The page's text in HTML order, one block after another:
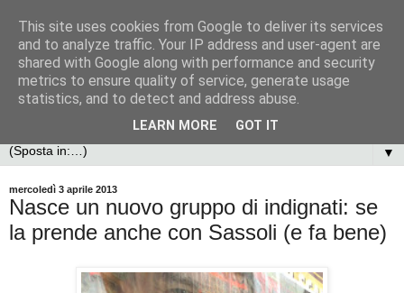
▼
mercoledì 3 aprile 2013
Nasce un nuovo gruppo di indignati: se
la prende anche con Sassoli (e fa bene)
This site uses cookies from Google to deliver its services
and to analyze traffic. Your IP address and user-agent are
shared with Google along with performance and security
metrics to ensure quality of service, generate usage
statistics, and to detect and address abuse.
LEARN MORE GOT IT